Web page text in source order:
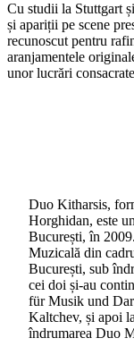
Cu studii la Stuttgart
și apariții pe scene
recunoscut pentru
aranjamentele
unor lucrări
Duo Kitharsis,
Horghidan, este
București, în
Muzicală din
București, sub
cei doi și-au
für Musik und
Kaltchev, și apoi
îndrumarea Duo